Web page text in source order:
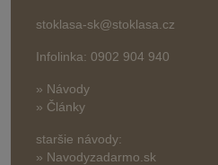
stoklasa-sk@stoklasa.cz
Infolinka: 0902 904 940
» Návody
» Články
staršie návody:
» Navodyzadarmo.sk